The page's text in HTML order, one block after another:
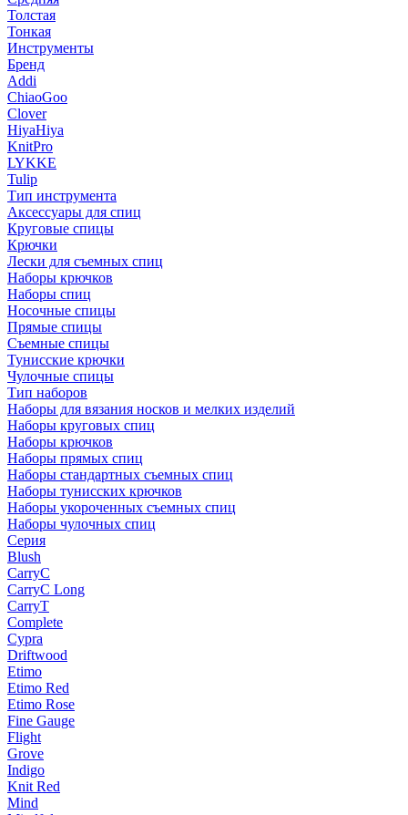
Толстая
Тонкая
Инструменты
Бренд
Addi
ChiaoGoo
Clover
HiyaHiya
KnitPro
LYKKE
Tulip
Тип инструмента
Аксессуары для спиц
Круговые спицы
Крючки
Лески для съемных спиц
Наборы крючков
Наборы спиц
Носочные спицы
Прямые спицы
Съемные спицы
Тунисские крючки
Чулочные спицы
Тип наборов
Наборы для вязания носков и мелких изделий
Наборы круговых спиц
Наборы крючков
Наборы прямых спиц
Наборы стандартных съемных спиц
Наборы тунисских крючков
Наборы укороченных съемных спиц
Наборы чулочных спиц
Серия
Blush
CarryC
CarryC Long
CarryT
Complete
Cypra
Driftwood
Etimo
Etimo Red
Etimo Rose
Fine Gauge
Flight
Grove
Indigo
Knit Red
Mind